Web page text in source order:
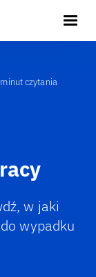
czytania
w jaki
wypadku